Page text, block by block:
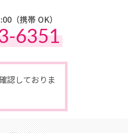
（携帯 OK）
6351
認しておりま